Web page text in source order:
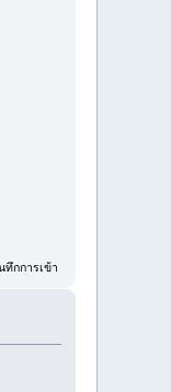
ทึกการเข้า